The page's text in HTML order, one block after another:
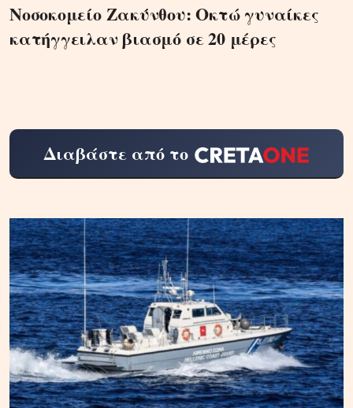
Νοσοκομείο Ζακύνθου: Οκτώ γυναίκες
κατήγγειλαν βιασμό σε 20 μέρες
Διαβάστε από το